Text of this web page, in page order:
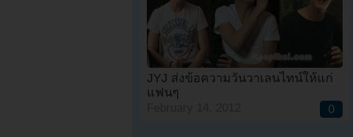
JYJ ส่งข้อความวันวาเลนไทน์ให้แก่
แฟนๆ
0